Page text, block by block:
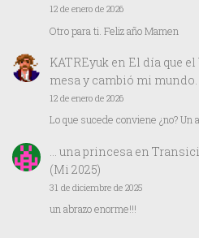
12 de enero de 2026
Otro para ti. Feliz año Mamen
KATREyuken El día que
mesa y cambió mi mundo.
12 de enero de 2026
Lo que sucede conviene ¿no? Un
… una princesa en
(Mi 2025)
31 de diciembre de 2025
un abrazo enorme!!!